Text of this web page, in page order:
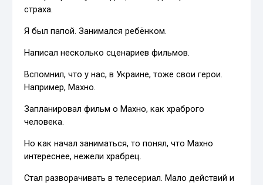
страха.
Я был папой. Занимался ребёнком.
Написал несколько сценариев фильмов.
Вспомнил, что у нас, в Украине, тоже свои герои.
Например, Махно.
Запланировал фильм о Махно, как храброго
человека.
Но как начал заниматься, то понял, что Махно
интереснее, нежели храбрец.
Стал разворачивать в телесериал. Мало действий и